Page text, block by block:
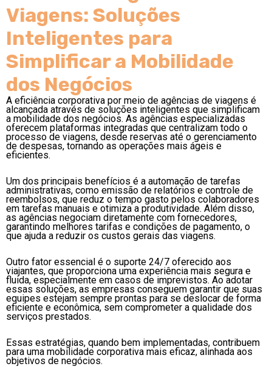
Viagens: Soluções
Inteligentes para
Simplificar a Mobilidade
dos Negócios
A eficiência corporativa por meio de agências de viagens é
alcançada através de soluções inteligentes que simplificam
a mobilidade dos negócios. As agências especializadas
oferecem plataformas integradas que centralizam todo o
processo de viagens, desde reservas até o gerenciamento
de despesas, tornando as operações mais ágeis e
eficientes.
Um dos principais benefícios é a automação de tarefas
administrativas, como emissão de relatórios e controle de
reembolsos, que reduz o tempo gasto pelos colaboradores
em tarefas manuais e otimiza a produtividade. Além disso,
as agências negociam diretamente com fornecedores,
garantindo melhores tarifas e condições de pagamento, o
que ajuda a reduzir os custos gerais das viagens.
Outro fator essencial é o suporte 24/7 oferecido aos
viajantes, que proporciona uma experiência mais segura e
fluida, especialmente em casos de imprevistos. Ao adotar
essas soluções, as empresas conseguem garantir que suas
equipes estejam sempre prontas para se deslocar de forma
eficiente e econômica, sem comprometer a qualidade dos
serviços prestados.
Essas estratégias, quando bem implementadas, contribuem
para uma mobilidade corporativa mais eficaz, alinhada aos
objetivos de negócios.